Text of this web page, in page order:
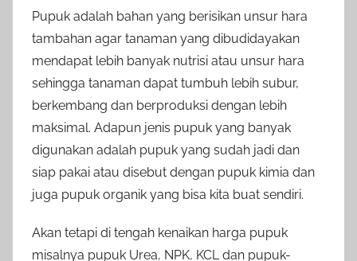
Pupuk adalah bahan yang berisikan unsur hara
tambahan agar tanaman yang dibudidayakan
mendapat lebih banyak nutrisi atau unsur hara
sehingga tanaman dapat tumbuh lebih subur,
berkembang dan berproduksi dengan lebih
maksimal. Adapun jenis pupuk yang banyak
digunakan adalah pupuk yang sudah jadi dan
siap pakai atau disebut dengan pupuk kimia dan
juga pupuk organik yang bisa kita buat sendiri.
Akan tetapi di tengah kenaikan harga pupuk
misalnya pupuk Urea, NPK, KCL dan pupuk-